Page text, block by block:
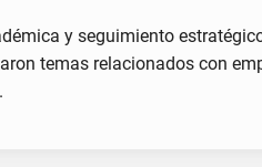
y seguimiento
temas relacionados con